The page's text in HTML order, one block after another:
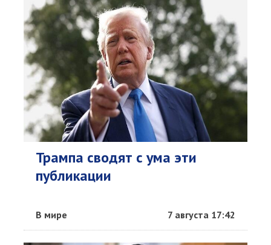
Трампа сводят с ума эти
публикации
В мире 7 августа 17:42